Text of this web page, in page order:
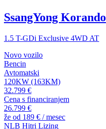
SsangYong Korando
1.5 T-GDi Exclusive 4WD AT
Novo vozilo
Bencin
Avtomatski
120KW (163KM)
32.799 €
Cena s financiranjem
26.799 €
že od 189 € / mesec
NLB Hitri Lizing